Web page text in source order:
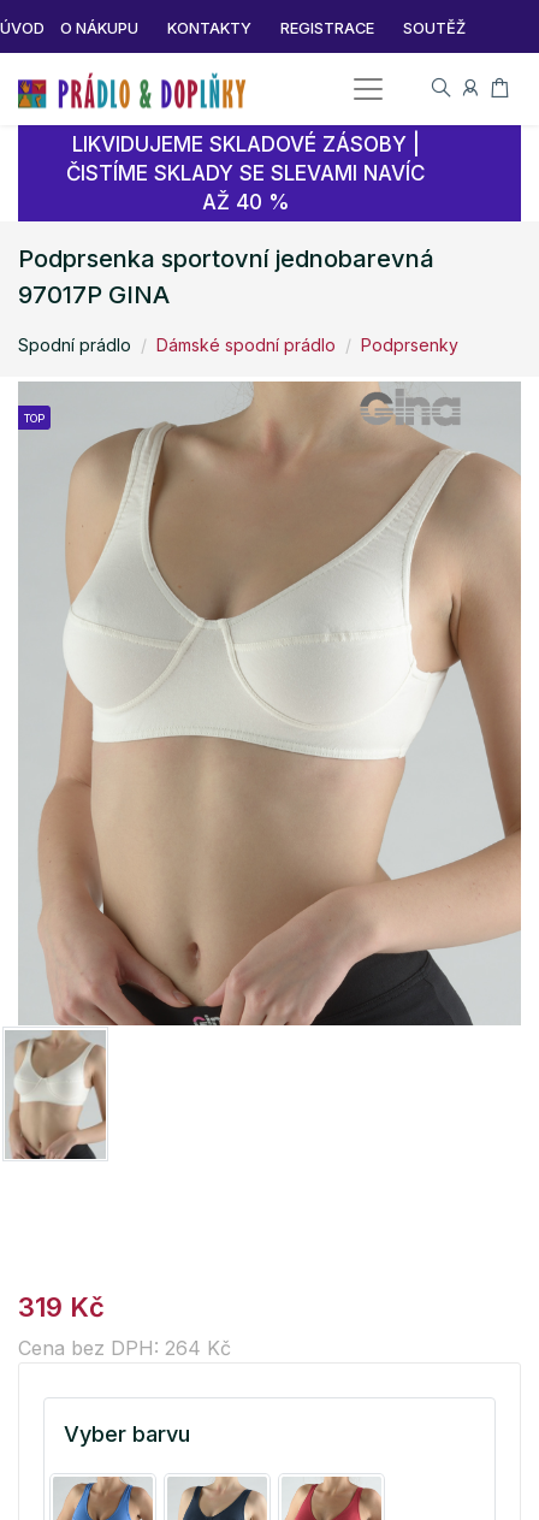
ÚVOD O NÁKUPU KONTAKTY REGISTRACE SOUTĚŽ
LIKVIDUJEME SKLADOVÉ ZÁSOBY |
ČISTÍME SKLADY SE SLEVAMI NAVÍC
AŽ 40 %
Podprsenka sportovní jednobarevná
97017P GINA
Spodní prádlo Dámské spodní prádlo Podprsenky
TOP
319 Kč
Cena bez DPH: 264 Kč
Vyber barvu